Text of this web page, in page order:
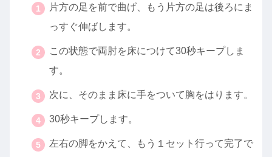
片方の足を前で曲げ、もう片方の足は後ろにま
っすぐ伸ばします。
この状態で両肘を床につけて30秒キープしま
す。
次に、そのまま床に手をついて胸をはります。
30秒キープします。
左右の脚をかえて、もう１セット行って完了で